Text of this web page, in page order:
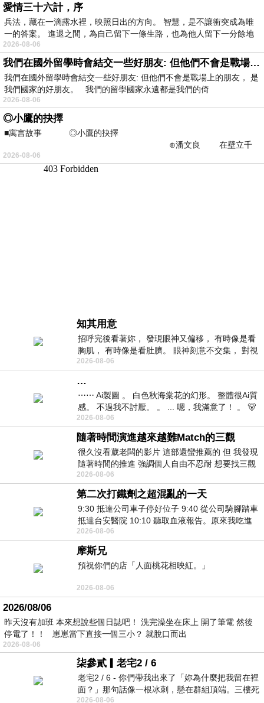
愛情三十六計，序
兵法，藏在一滴露水裡，映照日出的方向。 智慧，是不讓衝突成為唯
一的答案。 進退之間，為自己留下一條生路，也為他人留下一分餘地
2026-08-06
我們在國外留學時會結交一些好朋友: 但他們不會是戰場上的朋友
我們在國外留學時會結交一些好朋友: 但他們不會是戰場上的朋友， 是
我們國家的好朋友。 我們的留學國家永遠都是我們的倚
2026-08-06
◎小鷹的抉擇
■寓言故事 ◎小鷹的抉擇
⊕潘文良 在壁立千
仞的懸崖上，有一座遮天蔽
2026-08-06
知其用意
招呼完後看著妳， 發現眼神又偏移， 有時像是看
胸肌， 有時像是看肚臍。 眼神刻意不交集， 對視
視線不對齊， 讓我很難不
2026-08-06
…
⋯⋯ Ai製圖 。 白色秋海棠花的幻形。 整體很Ai質
感。 不過我不討厭。 。 ... 嗯，我滿意了！ 。 🐻
昨中
2026-08-06
隨著時間演進越來越難Match的三觀
很久沒看葳老闆的影片 這部還蠻推薦的 但 我發現
隨著時間的推進 強調個人自由不忍耐 想要找三觀
接近的不要說對象 連朋友都超
2026-08-06
第二次打鐵劑之超混亂的一天
9:30 抵達公司車子停好位子 9:40 從公司騎腳踏車
抵達台安醫院 10:10 聽取血液報告。原來我吃進
去的 B12 彌可保並非沒有吸收而是超
2026-08-06
摩斯兄
預祝你們的店「人面桃花相映紅。」
2026-08-06
2026/08/06
昨天沒有加班 本來想說些個日誌吧！ 洗完澡坐在床上 開了筆電 然後
停電了！！ 崽崽當下直接一個三小？ 就脫口而出
2026-08-06
柒參貳▎老宅2 / 6
老宅2 / 6 - 你們帶我出來了「妳為什麼把我留在裡
面？」那句話像一根冰刺，懸在群組頂端。三樓死
2026-08-06